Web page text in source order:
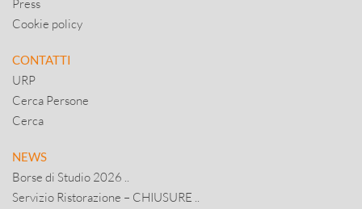
Press
Cookie policy
CONTATTI
URP
Cerca Persone
Cerca
NEWS
Borse di Studio 2026 ..
Servizio Ristorazione – CHIUSURE ..